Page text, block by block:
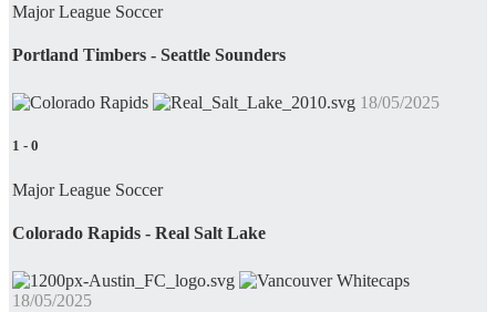
Major League Soccer
Portland Timbers - Seattle Sounders
18/05/2025
1 - 0
Major League Soccer
Colorado Rapids - Real Salt Lake
18/05/2025